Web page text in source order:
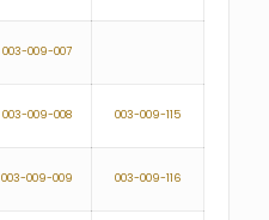
003-009-007
003-009-008 003-009-115
003-009-009 003-009-116